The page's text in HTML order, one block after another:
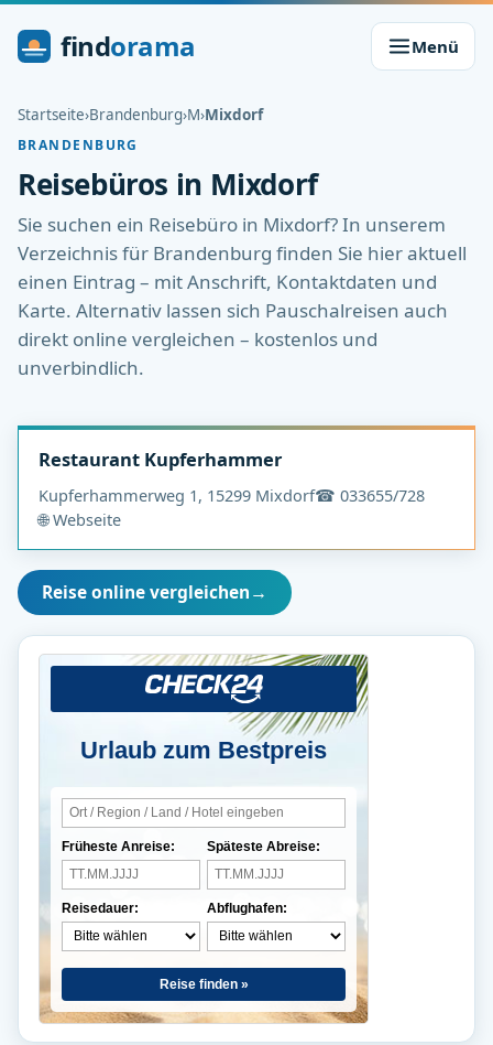
findorama Menü
Startseite›Brandenburg›M›Mixdorf
BRANDENBURG
Reisebüros in Mixdorf
Sie suchen ein Reisebüro in Mixdorf? In unserem
Verzeichnis für Brandenburg finden Sie hier aktuell
einen Eintrag – mit Anschrift, Kontaktdaten und
Karte. Alternativ lassen sich Pauschalreisen auch
direkt online vergleichen – kostenlos und
unverbindlich.
Restaurant Kupferhammer
Kupferhammerweg 1, 15299 Mixdorf☎ 033655/728
🌐 Webseite
Reise online vergleichen→
Urlaub zum Bestpreis
Früheste Anreise:
Reisedauer:
Späteste Abreise:
Abflughafen:
Reise finden »